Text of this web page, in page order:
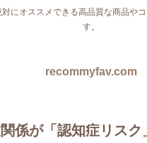
対にオススメできる高品質な商品や
す。
recommyfav.com
係が「認知症リスク